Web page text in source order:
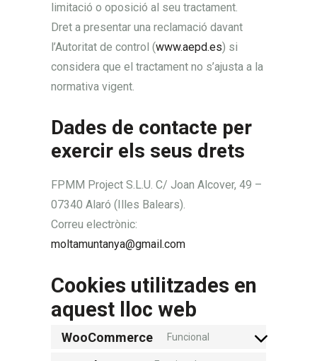
limitació o oposició al seu tractament.
Dret a presentar una reclamació davant
l’Autoritat de control (www.aepd.es) si
considera que el tractament no s’ajusta a la
normativa vigent.
Dades de contacte per
exercir els seus drets
FPMM Project S.L.U. C/ Joan Alcover, 49 –
07340 Alaró (Illes Balears).
Correu electrònic:
moltamuntanya@gmail.com
Cookies utilitzades en
aquest lloc web
WooCommerce Funcional
Consent